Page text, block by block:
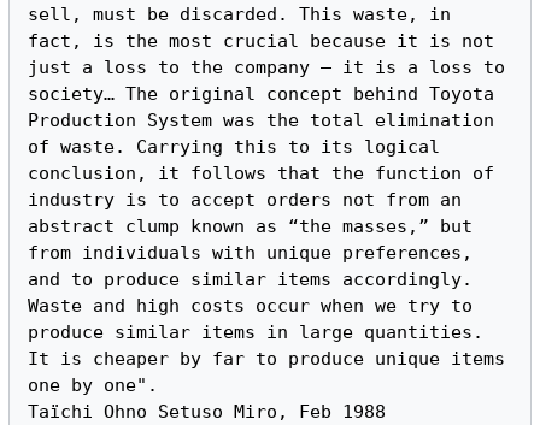
sell, must be discarded. This waste, in
fact, is the most crucial because it is not
just a loss to the company – it is a loss to
society… The original concept behind Toyota
Production System was the total elimination
of waste. Carrying this to its logical
conclusion, it follows that the function of
industry is to accept orders not from an
abstract clump known as “the masses,” but
from individuals with unique preferences,
and to produce similar items accordingly.
Waste and high costs occur when we try to
produce similar items in large quantities.
It is cheaper by far to produce unique items
one by one".